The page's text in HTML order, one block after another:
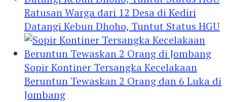
Ratusan Warga dari 12 Desa di Kediri
Datangi Kebun Dhoho, Tuntut Status HGU
Sopir Kontiner Tersangka Kecelakaan
Beruntun Tewaskan 2 Orang dan 6 Luka di
Jombang